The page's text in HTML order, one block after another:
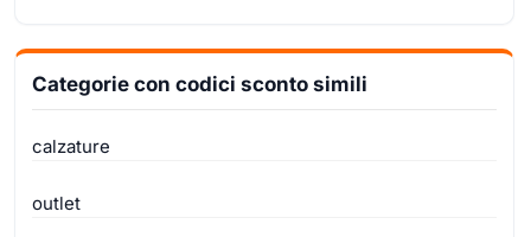
Categorie con codici sconto simili
calzature
outlet